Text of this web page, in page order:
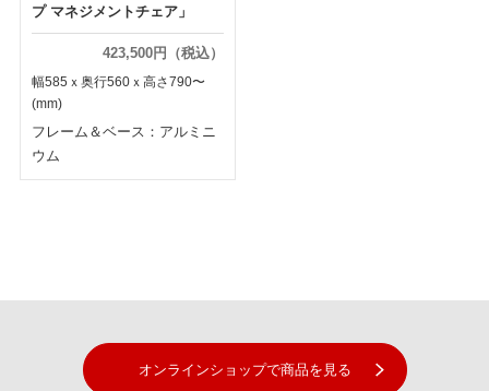
プ マネジメントチェア」
423,500円（税込）
幅585ｘ奥行560ｘ高さ790〜
(mm)
フレーム＆ベース：アルミニ
ウム
オンラインショップで商品を見る